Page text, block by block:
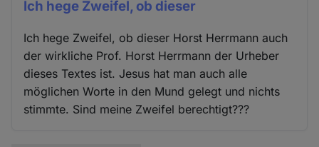
Ich hege Zweifel, ob dieser
Ich hege Zweifel, ob dieser Horst Herrmann auch
der wirkliche Prof. Horst Herrmann der Urheber
dieses Textes ist. Jesus hat man auch alle
möglichen Worte in den Mund gelegt und nichts
stimmte. Sind meine Zweifel berechtigt???